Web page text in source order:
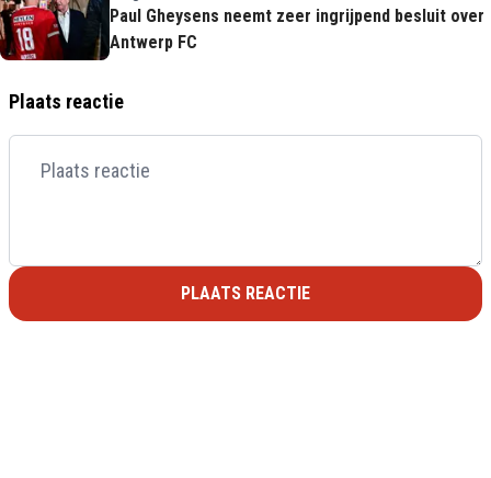
Paul Gheysens neemt zeer ingrijpend besluit over
Antwerp FC
Plaats reactie
PLAATS REACTIE